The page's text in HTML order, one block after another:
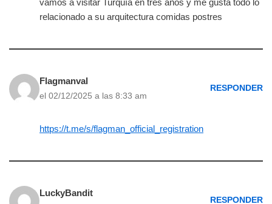
relacionado a su arquitectura comidas postres
Flagmanval
el 02/12/2025 a las 8:33 am
RESPONDER
https://t.me/s/flagman_official_registration
LuckyBandit
RESPONDER